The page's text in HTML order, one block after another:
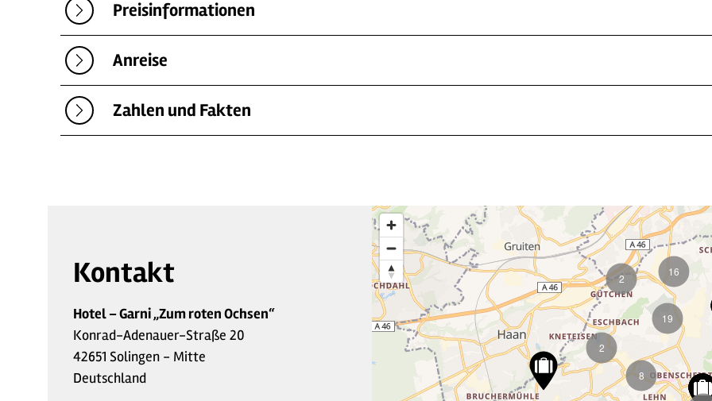
Preisinformationen
Anreise
Zahlen und Fakten
Kontakt
Hotel – Garni „Zum roten Ochsen“
Konrad-Adenauer-Straße 20
42651 Solingen - Mitte
Deutschland
8
19
16
2
2